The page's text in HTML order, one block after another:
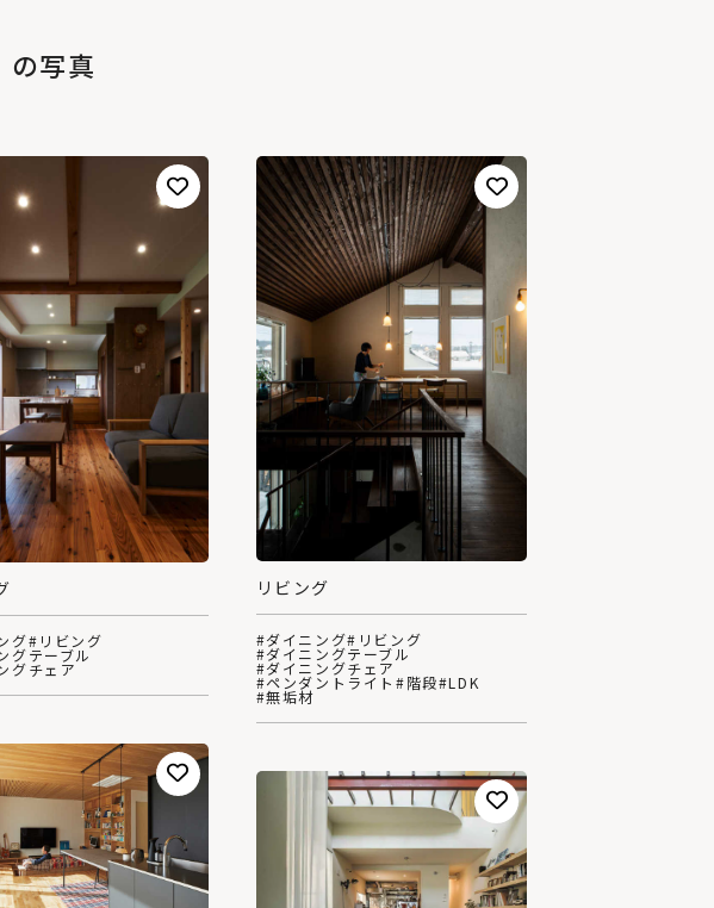
の写真
グ#リビング
グテーブル
グチェア
リビング
#ダイニング#リビング
#ダイニングテーブル
#ダイニングチェア
#ペンダントライト #階段#LDK
#無垢材